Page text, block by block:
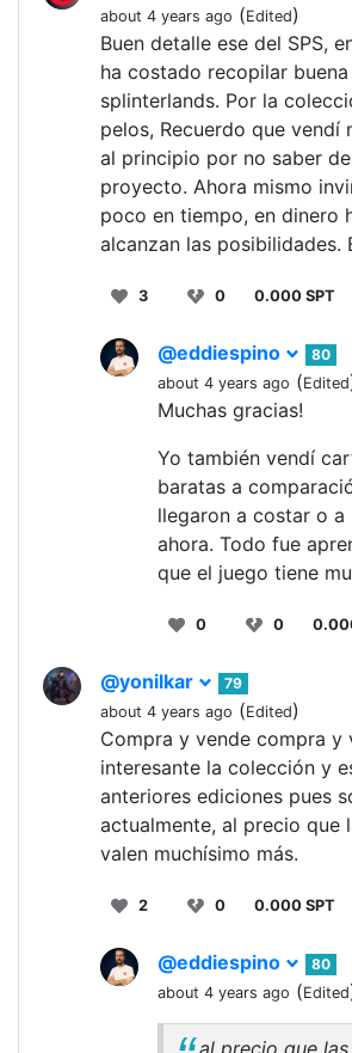
about 4 years ago (Edited)
Buen detalle ese del SPS,
ha costado recopilar
splinterlands. Por la
pelos, Recuerdo que vendí
al principio por no saber
proyecto. Ahora mismo
poco en tiempo, en dinero
alcanzan las posibilidades.
3 0 0.000 SPT
@eddiespino
80
about 4 years ago (Edited
Muchas gracias!
Yo también vendí
baratas a
llegaron a costar o a
ahora. Todo fue
que el juego tiene
0 0
@yonilkar
79
about 4 years ago (Edited)
Compra y vende compra y
interesante la colección y
anteriores ediciones pues
actualmente, al precio que
valen muchísimo más.
2 0 0.000 SPT
@eddiespino
80
about 4 years ago (Edited